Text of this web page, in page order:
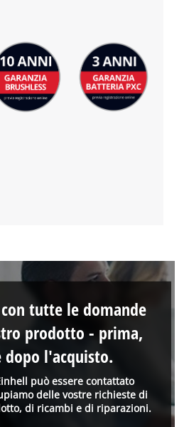
può essere contattato
delle vostre richieste di
di ricambi e di riparazioni.
tutte le domande
prodotto - prima,
dopo l'acquisto.